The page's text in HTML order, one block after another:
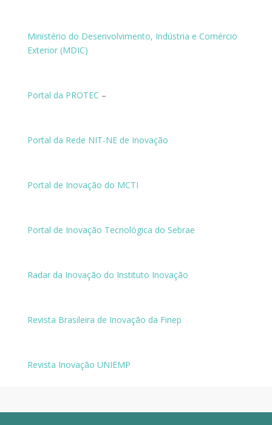
Ministério do Desenvolvimento, Indústria e Comércio
Exterior (MDIC)
Portal da PROTEC –
Portal da Rede NIT-NE de Inovação
Portal de Inovação do MCTI
Portal de Inovação Tecnológica do Sebrae
Radar da Inovação do Instituto Inovação
Revista Brasileira de Inovação da Finep
Revista Inovação UNIEMP